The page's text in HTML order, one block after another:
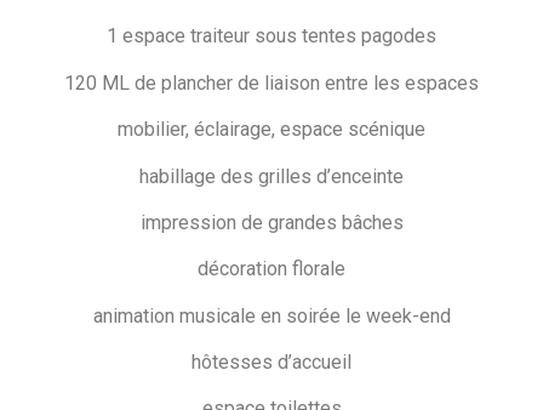
1 espace traiteur sous tentes pagodes
120 ML de plancher de liaison entre les espaces
mobilier, éclairage, espace scénique
habillage des grilles d’enceinte
impression de grandes bâches
décoration florale
animation musicale en soirée le week-end
hôtesses d’accueil